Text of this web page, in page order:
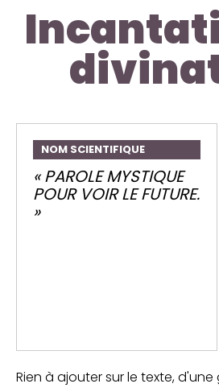
NOM SCIENTIFIQUE
« PAROLE MYSTIQUE
POUR VOIR LE FUTURE.
»
Rien à ajouter sur le texte,